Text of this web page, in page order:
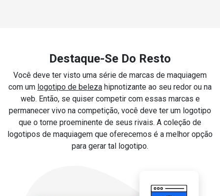
Destaque-Se Do Resto
Você deve ter visto uma série de marcas de maquiagem
com um logotipo de beleza hipnotizante ao seu redor ou na
web. Então, se quiser competir com essas marcas e
permanecer vivo na competição, você deve ter um logotipo
que o torne proeminente de seus rivais. A coleção de
logotipos de maquiagem que oferecemos é a melhor opção
para gerar tal logotipo.